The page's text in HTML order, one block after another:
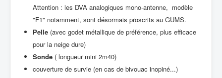
Attention : les DVA analogiques mono-antenne, modèle
"F1" notamment, sont désormais proscrits au GUMS.
Pelle (avec godet métallique de préférence, plus efficace
pour la neige dure)
Sonde ( longueur mini 2m40)
couverture de survie (en cas de bivouac inopiné...)